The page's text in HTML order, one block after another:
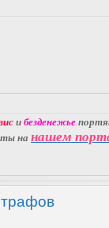
и безденежье
на нашем